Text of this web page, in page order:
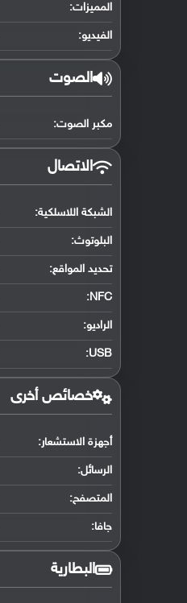
المميزات:
الفيديو:
الصوت
مكبر الصوت:
الاتصال
الشبكة اللاسلكية:
البلوتوث:
تحديد المواقع:
NFC
:
الراديو:
USB
:
خصائص أخرى
أجهزة الاستشعار:
الرسائل:
المتصفح:
جافا:
البطارية